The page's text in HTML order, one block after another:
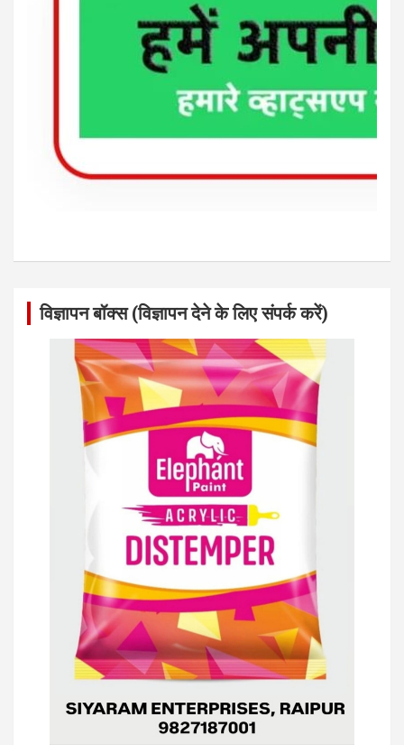
विज्ञापन बॉक्स (विज्ञापन देने के लिए संपर्क करें)